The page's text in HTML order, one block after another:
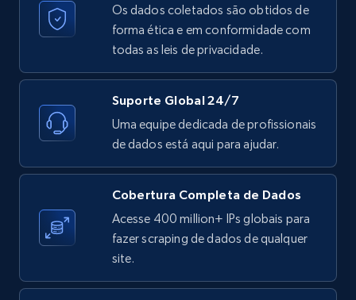
12K+
Zillow properties listing information -
Search by parameters on zillow and use the
IsListingClaimedByCurrentSignedInUser,
IsCurrentSignedInAgentResponsible, Bedrooms,
and more.
Os dados coletados são obtidos de
forma ética e em conformidade com
todas as leis de privacidade.
Suporte Global 24/7
Uma equipe dedicada de profissionais
de dados está aqui para ajudar.
Cobertura Completa de Dados
Acesse 400 million+ IPs globais para
fazer scraping de dados de qualquer
site.